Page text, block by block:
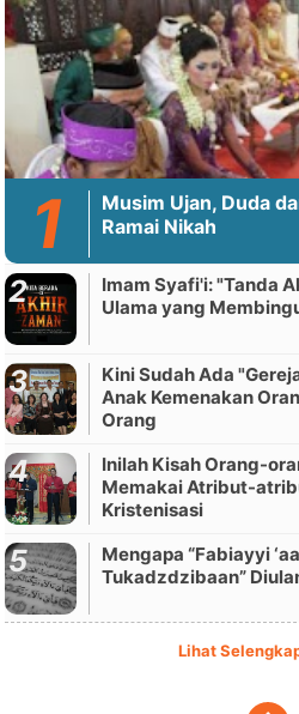
Musim Ujan, Duda
Ramai Nikah
Imam Syafi'i: "Tanda
Ulama yang
Kini Sudah Ada
Anak Kemenakan
Orang
Inilah Kisah Orang-
Memakai Atribut-
Kristenisasi
Mengapa “Fabiayyi
Tukadzdzibaan”
Lihat